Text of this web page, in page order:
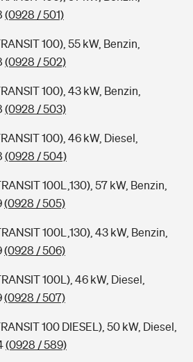
(0928 / 501)
100), 55 kW, Benzin,
(0928 / 502)
100), 43 kW, Benzin,
(0928 / 503)
100), 46 kW, Diesel,
(0928 / 504)
100L,130), 57 kW, Benzin,
(0928 / 505)
100L,130), 43 kW, Benzin,
(0928 / 506)
100L), 46 kW, Diesel,
(0928 / 507)
100 DIESEL), 50 kW, Diesel,
(0928 / 589)